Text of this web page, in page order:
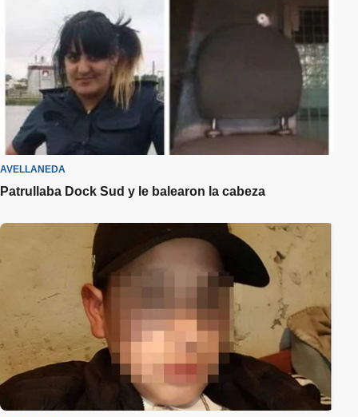
AVELLANEDA
Patrullaba Dock Sud y le balearon la cabeza